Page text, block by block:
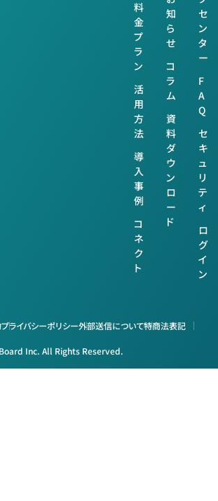
料
金
プ
ラ
ン
活
用
方
法
導
入
事
例
コ
ネ
ク
ト
知
ら
せ
コ
ラ
ム
資
料
ダ
ウ
ン
ロ
ー
ド
セ
ン
タ
ー
F
A
Q
セ
キ
ュ
リ
テ
ィ
ロ
グ
イ
ン
プライバシーポリシー外部送信について特商法表記
Inc. All Rights Reserved.